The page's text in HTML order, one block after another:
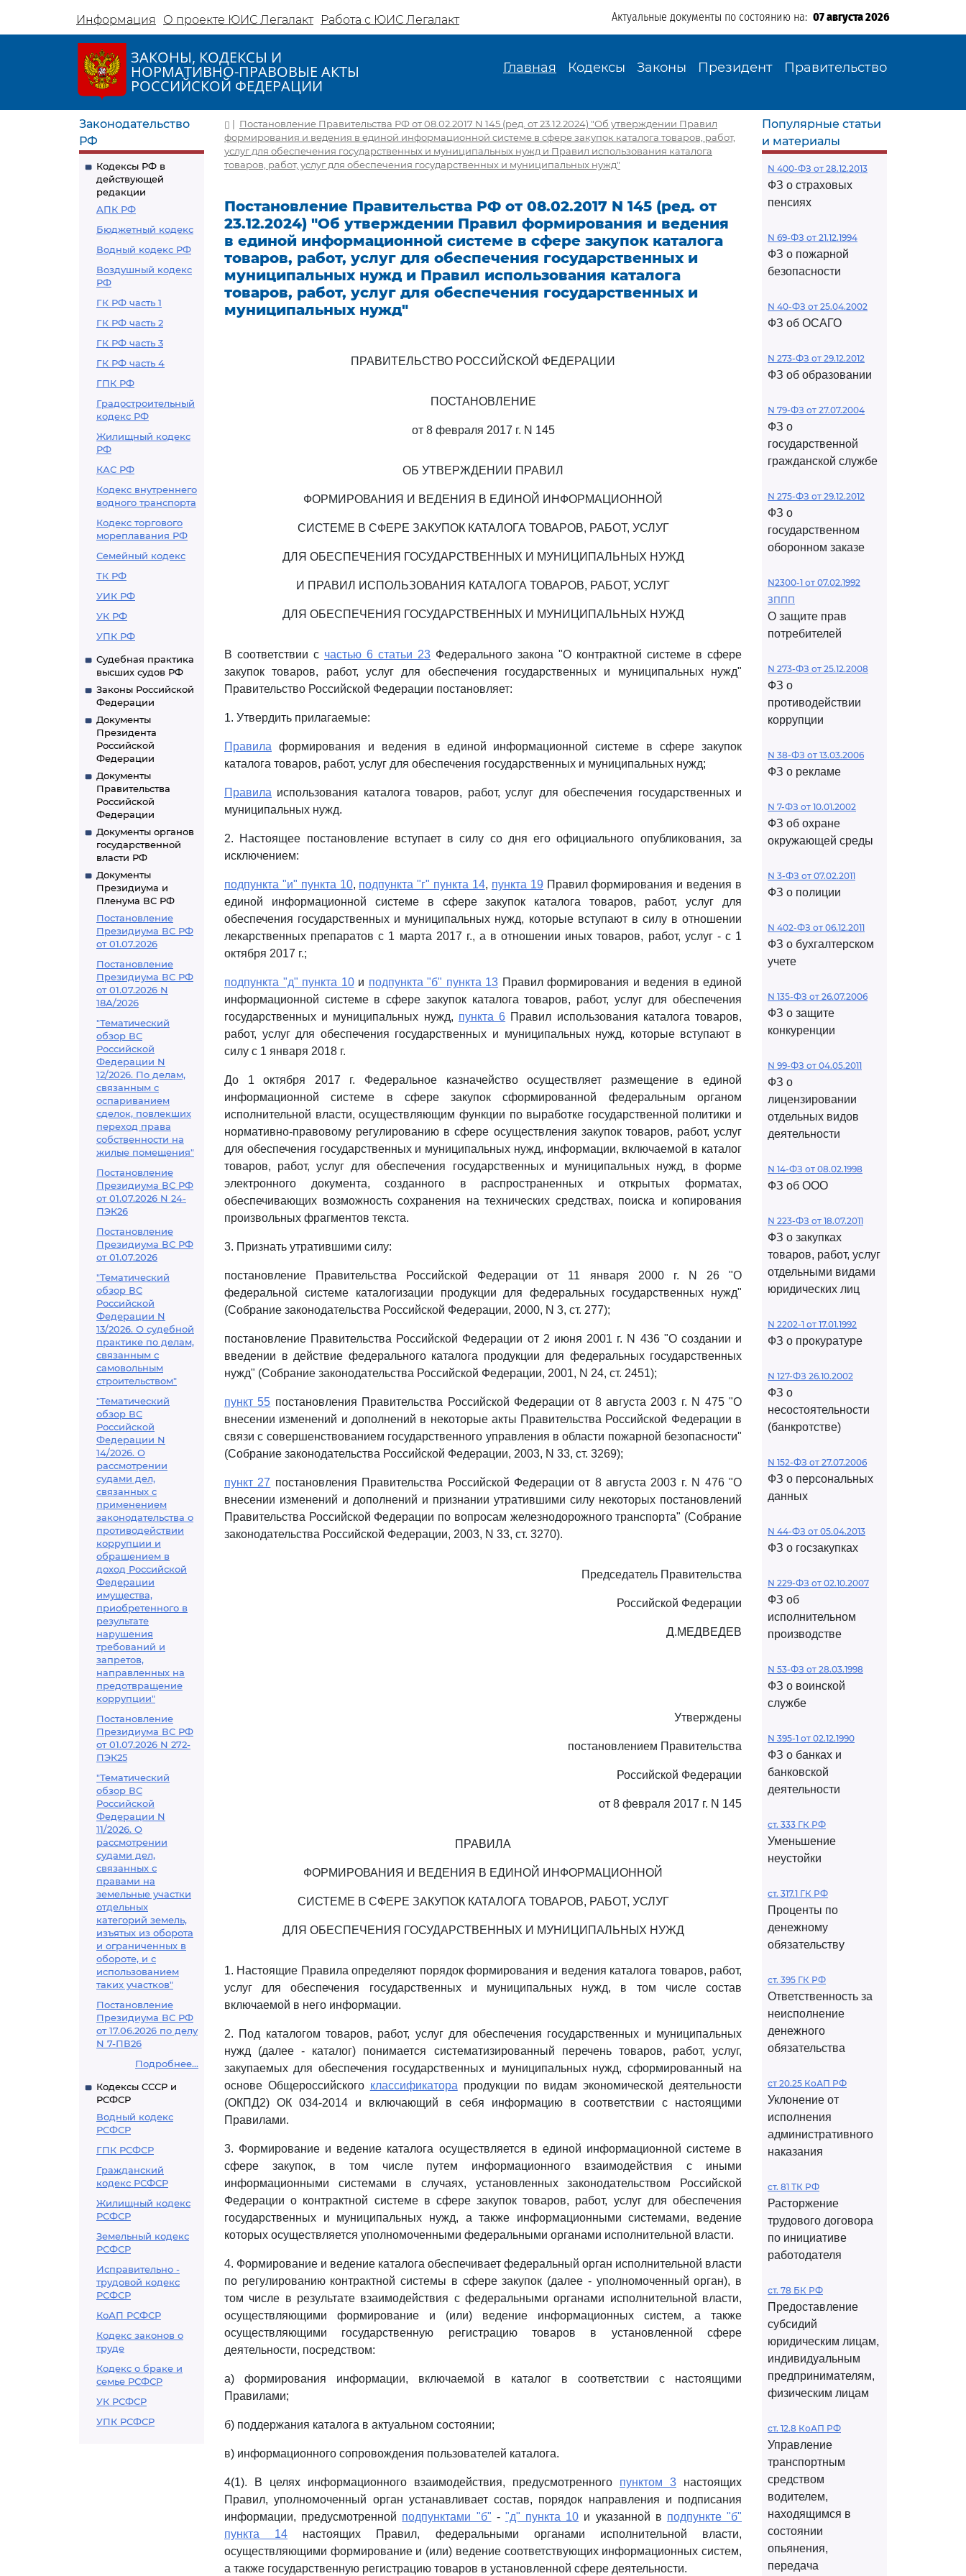
Информация О проекте ЮИС Легалакт Работа с ЮИС Легалакт Актуальные документы по состоянию на: 07 августа 2026
ЗАКОНЫ, КОДЕКСЫ И
НОРМАТИВНО-ПРАВОВЫЕ АКТЫ
РОССИЙСКОЙ ФЕДЕРАЦИИ
Главная Кодексы Законы Президент Правительство
Законодательство
РФ
Кодексы РФ в
действующей
редакции
АПК РФ
Бюджетный кодекс
Водный кодекс РФ
Воздушный кодекс
РФ
ГК РФ часть 1
ГК РФ часть 2
ГК РФ часть 3
ГК РФ часть 4
ГПК РФ
Градостроительный
кодекс РФ
Жилищный кодекс
РФ
КАС РФ
Кодекс внутреннего
водного транспорта
Кодекс торгового
мореплавания РФ
Семейный кодекс
ТК РФ
УИК РФ
УК РФ
УПК РФ
Судебная практика
высших судов РФ
Законы Российской
Федерации
Документы
Президента
Российской
Федерации
Документы
Правительства
Российской
Федерации
Документы органов
государственной
власти РФ
Документы
Президиума и
Пленума ВС РФ
Постановление
Президиума ВС РФ
от 01.07.2026
Постановление
Президиума ВС РФ
от 01.07.2026 N
18А/2026
"Тематический
обзор ВС
Российской
Федерации N
12/2026. По делам,
связанным с
оспариванием
сделок, повлекших
переход права
собственности на
жилые помещения"
Постановление
Президиума ВС РФ
от 01.07.2026 N 24-
ПЭК26
Постановление
Президиума ВС РФ
от 01.07.2026
"Тематический
обзор ВС
Российской
Федерации N
13/2026. О судебной
практике по делам,
связанным с
самовольным
строительством"
"Тематический
обзор ВС
Российской
Федерации N
14/2026. О
рассмотрении
судами дел,
связанных с
применением
законодательства о
противодействии
коррупции и
обращением в
доход Российской
Федерации
имущества,
приобретенного в
результате
нарушения
требований и
запретов,
направленных на
предотвращение
коррупции"
Постановление
Президиума ВС РФ
от 01.07.2026 N 272-
ПЭК25
"Тематический
обзор ВС
Российской
Федерации N
11/2026. О
рассмотрении
судами дел,
связанных с
правами на
земельные участки
отдельных
категорий земель,
изъятых из оборота
и ограниченных в
обороте, и с
использованием
таких участков"
Постановление
Президиума ВС РФ
от 17.06.2026 по делу
N 7-ПВ26
Подробнее...
Кодексы СССР и
РСФСР
Водный кодекс
РСФСР
ГПК РСФСР
Гражданский
кодекс РСФСР
Жилищный кодекс
РСФСР
Земельный кодекс
РСФСР
Исправительно -
трудовой кодекс
РСФСР
КоАП РСФСР
Кодекс законов о
труде
Кодекс о браке и
семье РСФСР
УК РСФСР
УПК РСФСР
| Постановление Правительства РФ от 08.02.2017 N 145 (ред. от 23.12.2024) "Об утверждении Правил
формирования и ведения в единой информационной системе в сфере закупок каталога товаров, работ,
услуг для обеспечения государственных и муниципальных нужд и Правил использования каталога
товаров, работ, услуг для обеспечения государственных и муниципальных нужд"
Постановление Правительства РФ от 08.02.2017 N 145 (ред. от
23.12.2024) "Об утверждении Правил формирования и ведения
в единой информационной системе в сфере закупок каталога
товаров, работ, услуг для обеспечения государственных и
муниципальных нужд и Правил использования каталога
товаров, работ, услуг для обеспечения государственных и
муниципальных нужд"
ПРАВИТЕЛЬСТВО РОССИЙСКОЙ ФЕДЕРАЦИИ
ПОСТАНОВЛЕНИЕ
от 8 февраля 2017 г. N 145
ОБ УТВЕРЖДЕНИИ ПРАВИЛ
ФОРМИРОВАНИЯ И ВЕДЕНИЯ В ЕДИНОЙ ИНФОРМАЦИОННОЙ
СИСТЕМЕ В СФЕРЕ ЗАКУПОК КАТАЛОГА ТОВАРОВ, РАБОТ, УСЛУГ
ДЛЯ ОБЕСПЕЧЕНИЯ ГОСУДАРСТВЕННЫХ И МУНИЦИПАЛЬНЫХ НУЖД
И ПРАВИЛ ИСПОЛЬЗОВАНИЯ КАТАЛОГА ТОВАРОВ, РАБОТ, УСЛУГ
ДЛЯ ОБЕСПЕЧЕНИЯ ГОСУДАРСТВЕННЫХ И МУНИЦИПАЛЬНЫХ НУЖД
В соответствии с частью 6 статьи 23 Федерального закона "О контрактной системе в сфере
закупок товаров, работ, услуг для обеспечения государственных и муниципальных нужд"
Правительство Российской Федерации постановляет:
1. Утвердить прилагаемые:
Правила формирования и ведения в единой информационной системе в сфере закупок
каталога товаров, работ, услуг для обеспечения государственных и муниципальных нужд;
Правила использования каталога товаров, работ, услуг для обеспечения государственных и
муниципальных нужд.
2. Настоящее постановление вступает в силу со дня его официального опубликования, за
исключением:
подпункта "и" пункта 10, подпункта "г" пункта 14, пункта 19 Правил формирования и ведения в
единой информационной системе в сфере закупок каталога товаров, работ, услуг для
обеспечения государственных и муниципальных нужд, которые вступают в силу в отношении
лекарственных препаратов с 1 марта 2017 г., а в отношении иных товаров, работ, услуг - с 1
октября 2017 г.;
подпункта "д" пункта 10и подпункта "б" пункта 13 Правил формирования и ведения в единой
информационной системе в сфере закупок каталога товаров, работ, услуг для обеспечения
государственных и муниципальных нужд, пункта 6 Правил использования каталога товаров,
работ, услуг для обеспечения государственных и муниципальных нужд, которые вступают в
силу с 1 января 2018 г.
До 1 октября 2017 г. Федеральное казначейство осуществляет размещение в единой
информационной системе в сфере закупок сформированной федеральным органом
исполнительной власти, осуществляющим функции по выработке государственной политики и
нормативно-правовому регулированию в сфере осуществления закупок товаров, работ, услуг
для обеспечения государственных и муниципальных нужд, информации, включаемой в каталог
товаров, работ, услуг для обеспечения государственных и муниципальных нужд, в форме
электронного документа, созданного в распространенных и открытых форматах,
обеспечивающих возможность сохранения на технических средствах, поиска и копирования
произвольных фрагментов текста.
3. Признать утратившими силу:
постановление Правительства Российской Федерации от 11 января 2000 г. N 26 "О
федеральной системе каталогизации продукции для федеральных государственных нужд"
(Собрание законодательства Российской Федерации, 2000, N 3, ст. 277);
постановление Правительства Российской Федерации от 2 июня 2001 г. N 436 "О создании и
введении в действие федерального каталога продукции для федеральных государственных
нужд" (Собрание законодательства Российской Федерации, 2001, N 24, ст. 2451);
пункт 55 постановления Правительства Российской Федерации от 8 августа 2003 г. N 475 "О
внесении изменений и дополнений в некоторые акты Правительства Российской Федерации в
связи с совершенствованием государственного управления в области пожарной безопасности"
(Собрание законодательства Российской Федерации, 2003, N 33, ст. 3269);
пункт 27 постановления Правительства Российской Федерации от 8 августа 2003 г. N 476 "О
внесении изменений и дополнений и признании утратившими силу некоторых постановлений
Правительства Российской Федерации по вопросам железнодорожного транспорта" (Собрание
законодательства Российской Федерации, 2003, N 33, ст. 3270).
Председатель Правительства
Российской Федерации
Д.МЕДВЕДЕВ
Утверждены
постановлением Правительства
Российской Федерации
от 8 февраля 2017 г. N 145
ПРАВИЛА
ФОРМИРОВАНИЯ И ВЕДЕНИЯ В ЕДИНОЙ ИНФОРМАЦИОННОЙ
СИСТЕМЕ В СФЕРЕ ЗАКУПОК КАТАЛОГА ТОВАРОВ, РАБОТ, УСЛУГ
ДЛЯ ОБЕСПЕЧЕНИЯ ГОСУДАРСТВЕННЫХ И МУНИЦИПАЛЬНЫХ НУЖД
1. Настоящие Правила определяют порядок формирования и ведения каталога товаров, работ,
услуг для обеспечения государственных и муниципальных нужд, в том числе состав
включаемой в него информации.
2. Под каталогом товаров, работ, услуг для обеспечения государственных и муниципальных
нужд (далее - каталог) понимается систематизированный перечень товаров, работ, услуг,
закупаемых для обеспечения государственных и муниципальных нужд, сформированный на
основе Общероссийского классификатора продукции по видам экономической деятельности
(ОКПД2) ОК 034-2014 и включающий в себя информацию в соответствии с настоящими
Правилами.
3. Формирование и ведение каталога осуществляется в единой информационной системе в
сфере закупок, в том числе путем информационного взаимодействия с иными
информационными системами в случаях, установленных законодательством Российской
Федерации о контрактной системе в сфере закупок товаров, работ, услуг для обеспечения
государственных и муниципальных нужд, а также информационными системами, ведение
которых осуществляется уполномоченными федеральными органами исполнительной власти.
4. Формирование и ведение каталога обеспечивает федеральный орган исполнительной власти
по регулированию контрактной системы в сфере закупок (далее - уполномоченный орган), в
том числе в результате взаимодействия с федеральными органами исполнительной власти,
осуществляющими формирование и (или) ведение информационных систем, а также
осуществляющими государственную регистрацию товаров в установленной сфере
деятельности, посредством:
а) формирования информации, включаемой в каталог в соответствии с настоящими
Правилами;
б) поддержания каталога в актуальном состоянии;
в) информационного сопровождения пользователей каталога.
4(1). В целях информационного взаимодействия, предусмотренного пунктом 3 настоящих
Правил, уполномоченный орган устанавливает состав, порядок направления и подписания
информации, предусмотренной подпунктами "б" - "д" пункта 10 и указанной в подпункте "б"
пункта 14 настоящих Правил, федеральными органами исполнительной власти,
осуществляющими формирование и (или) ведение соответствующих информационных систем,
а также государственную регистрацию товаров в установленной сфере деятельности.
Популярные статьи
и материалы
N 400-ФЗ от 28.12.2013
ФЗ о страховых
пенсиях
N 69-ФЗ от 21.12.1994
ФЗ о пожарной
безопасности
N 40-ФЗ от 25.04.2002
ФЗ об ОСАГО
N 273-ФЗ от 29.12.2012
ФЗ об образовании
N 79-ФЗ от 27.07.2004
ФЗ о
государственной
гражданской службе
N 275-ФЗ от 29.12.2012
ФЗ о
государственном
оборонном заказе
N2300-1 от 07.02.1992
ЗППП
О защите прав
потребителей
N 273-ФЗ от 25.12.2008
ФЗ о
противодействии
коррупции
N 38-ФЗ от 13.03.2006
ФЗ о рекламе
N 7-ФЗ от 10.01.2002
ФЗ об охране
окружающей среды
N 3-ФЗ от 07.02.2011
ФЗ о полиции
N 402-ФЗ от 06.12.2011
ФЗ о бухгалтерском
учете
N 135-ФЗ от 26.07.2006
ФЗ о защите
конкуренции
N 99-ФЗ от 04.05.2011
ФЗ о
лицензировании
отдельных видов
деятельности
N 14-ФЗ от 08.02.1998
ФЗ об ООО
N 223-ФЗ от 18.07.2011
ФЗ о закупках
товаров, работ, услуг
отдельными видами
юридических лиц
N 2202-1 от 17.01.1992
ФЗ о прокуратуре
N 127-ФЗ 26.10.2002
ФЗ о
несостоятельности
(банкротстве)
N 152-ФЗ от 27.07.2006
ФЗ о персональных
данных
N 44-ФЗ от 05.04.2013
ФЗ о госзакупках
N 229-ФЗ от 02.10.2007
ФЗ об
исполнительном
производстве
N 53-ФЗ от 28.03.1998
ФЗ о воинской
службе
N 395-1 от 02.12.1990
ФЗ о банках и
банковской
деятельности
ст. 333 ГК РФ
Уменьшение
неустойки
ст. 317.1 ГК РФ
Проценты по
денежному
обязательству
ст. 395 ГК РФ
Ответственность за
неисполнение
денежного
обязательства
ст 20.25 КоАП РФ
Уклонение от
исполнения
административного
наказания
ст. 81 ТК РФ
Расторжение
трудового договора
по инициативе
работодателя
ст. 78 БК РФ
Предоставление
субсидий
юридическим лицам,
индивидуальным
предпринимателям,
физическим лицам
ст. 12.8 КоАП РФ
Управление
транспортным
средством
водителем,
находящимся в
состоянии
опьянения,
передача